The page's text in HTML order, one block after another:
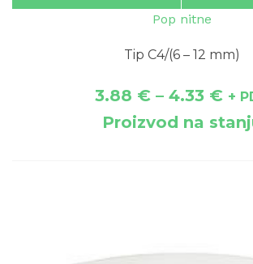
Pop nitne
Tip C4/(6 – 12 mm)
3.88 €– 4.33 € +
Proizvod na